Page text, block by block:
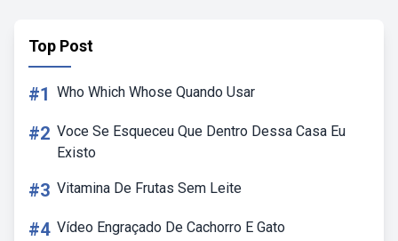
Top Post
#1 Who Which Whose Quando Usar
#2 Voce Se Esqueceu Que Dentro Dessa Casa Eu
Existo
#3 Vitamina De Frutas Sem Leite
#4 Vídeo Engraçado De Cachorro E Gato